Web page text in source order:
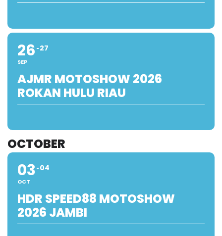
26
SEP
27
AJMR MOTOSHOW 2026
ROKAN HULU RIAU
OCTOBER
03
OCT
04
HDR SPEED88 MOTOSHOW
2026 JAMBI